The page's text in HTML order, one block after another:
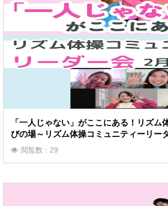
「一人じゃない」がここにある！リズム
びの場～リズム体操コミュニティーリー
閲覧数：29